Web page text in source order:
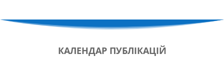
КАЛЕНДАР ПУБЛІКАЦІЙ